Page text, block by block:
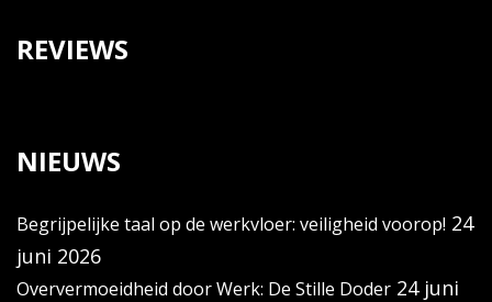
REVIEWS
NIEUWS
Begrijpelijke taal op de werkvloer: veiligheid voorop! 24
juni 2026
Oververmoeidheid door Werk: De Stille Doder 24 juni